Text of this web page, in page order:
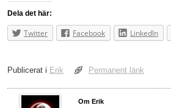
Dela det här:
Twitter Facebook LinkedIn
Publicerat i Erik Permanent länk
Om Erik